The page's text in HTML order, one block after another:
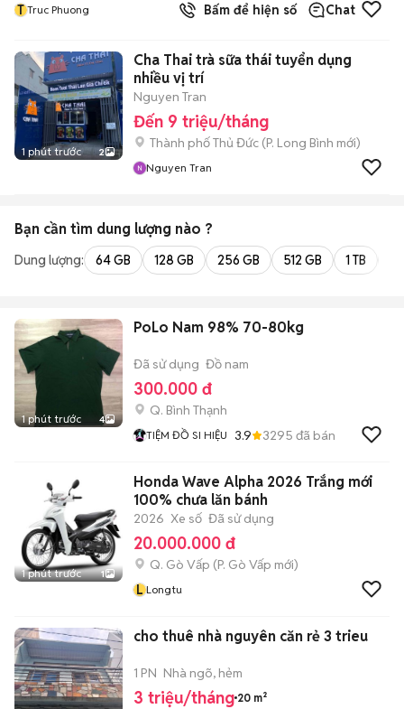
T Truc Phuong Bấm để hiện số Chat
1 phút trước 2
Cha Thai trà sữa thái tuyển dụng
nhiều vị trí
Nguyen Tran
Đến 9 triệu/tháng
Thành phố Thủ Đức (P. Long Bình mới)
Nguyen Tran
Bạn cần tìm dung lượng nào ?
Dung lượng: 64 GB 128 GB 256 GB 512 GB 1 TB
1 phút trước 4
PoLo Nam 98% 70-80kg
Đã sử dụng Đồ nam
300.000 đ
Q. Bình Thạnh
TIỆM ĐỒ SI HIỆU 3.9 3295 đã bán
1 phút trước 1
Honda Wave Alpha 2026 Trắng mới
100% chưa lăn bánh
2026 Xe số Đã sử dụng
20.000.000 đ
Q. Gò Vấp (P. Gò Vấp mới)
L Longtu
cho thuê nhà nguyên căn rẻ 3 trieu
1 PN Nhà ngõ, hẻm
3 triệu/tháng 20 m²